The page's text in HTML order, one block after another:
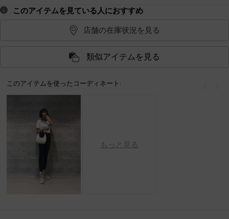
このアイテムを見ている人におすすめ
店舗の在庫状況を見る
類似アイテムを見る
このアイテムを使ったコーディネート:
もっと見る